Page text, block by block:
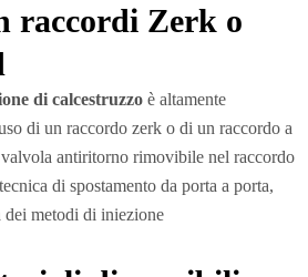
raccordi Zerk o
di calcestruzzo è altamente
di un raccordo zerk o di un raccordo a
antiritorno rimovibile nel raccordo
di spostamento da porta a porta,
dei metodi di iniezione